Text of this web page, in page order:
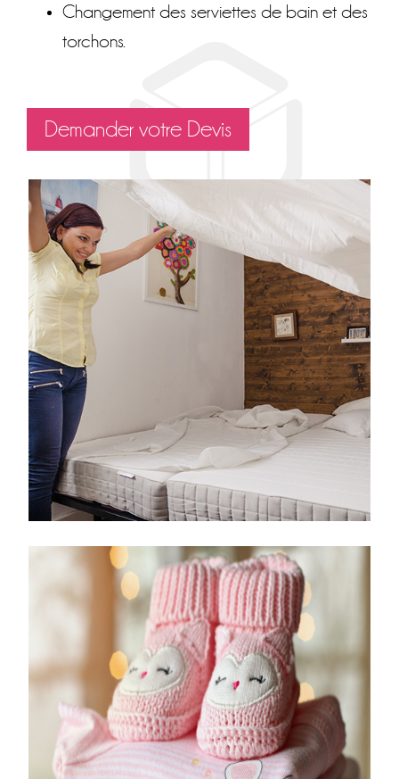
Changement des serviettes de bain et des
torchons.
Demander votre Devis